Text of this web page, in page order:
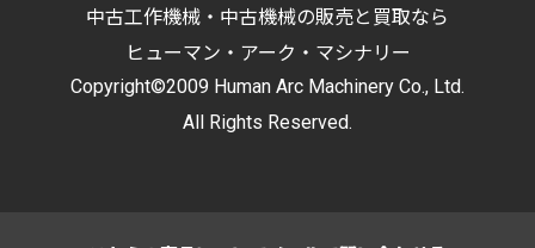
中古工作機械・中古機械の販売と買取なら
ヒューマン・アーク・マシナリー
Copyright©2009 Human Arc Machinery Co., Ltd.
All Rights Reserved.